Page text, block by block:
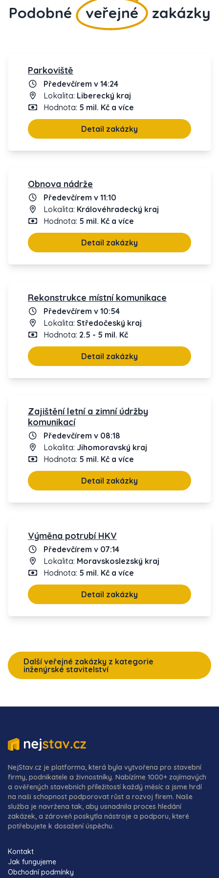
Podobné veřejné zakázky
Parkoviště
Předevčírem v 14:24
Lokalita: Liberecký kraj
Hodnota: 5 mil. Kč a více
Detail zakázky
Obnova nádrže
Předevčírem v 11:10
Lokalita: Královéhradecký kraj
Hodnota: 5 mil. Kč a více
Detail zakázky
Rekonstrukce místní komunikace
Předevčírem v 10:54
Lokalita: Středočeský kraj
Hodnota: 2.5 - 5 mil. Kč
Detail zakázky
Zajištění letní a zimní údržby
komunikací
Předevčírem v 08:18
Lokalita: Jihomoravský kraj
Hodnota: 5 mil. Kč a více
Detail zakázky
Výměna potrubí HKV
Předevčírem v 07:14
Lokalita: Moravskoslezský kraj
Hodnota: 5 mil. Kč a více
Detail zakázky
Další veřejné zakázky z kategorie
inženýrské stavitelství
NejStav.cz je platforma, která byla vytvořena pro stavební
firmy, podnikatele a živnostníky. Nabízíme 1000+ zajímavých
a ověřených stavebních příležitostí každý měsíc a jsme hrdí
na naši schopnost podporovat růst a rozvoj firem. Naše
služba je navržena tak, aby usnadnila proces hledání
zakázek, a zároveň poskytla nástroje a podporu, které
potřebujete k dosažení úspěchu.
Kontakt
Jak fungujeme
Obchodní podmínky